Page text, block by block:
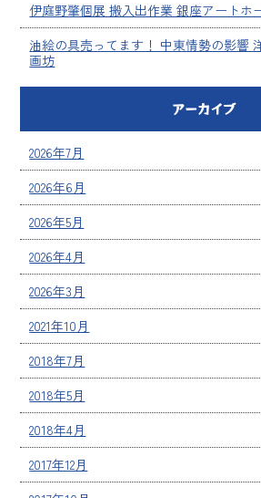
伊庭野肇個展 搬入出作業 銀座アートホ
油絵の具売ってます！ 中東情勢の影響
画坊
アーカイブ
2026年7月
2026年6月
2026年5月
2026年4月
2026年3月
2021年10月
2018年7月
2018年5月
2018年4月
2017年12月